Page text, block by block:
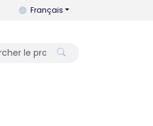
Vous pouvez changer la
Français